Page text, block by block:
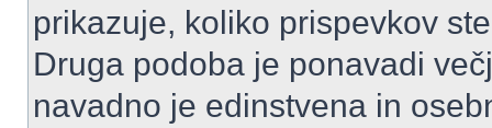
prikazuje, koliko prispevkov
Druga podoba je ponavadi
navadno je edinstvena in